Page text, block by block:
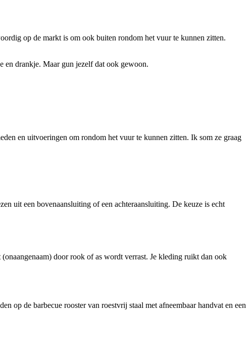
op de markt is om ook buiten rondom het vuur te kunnen zitten.
en drankje. Maar gun jezelf dat ook gewoon.
en uitvoeringen om rondom het vuur te kunnen zitten. Ik som ze graag
uit een bovenaansluiting of een achteraansluiting. De keuze is echt
door rook of as wordt verrast. Je kleding ruikt dan ook
op de barbecue rooster van roestvrij staal met afneembaar handvat en een